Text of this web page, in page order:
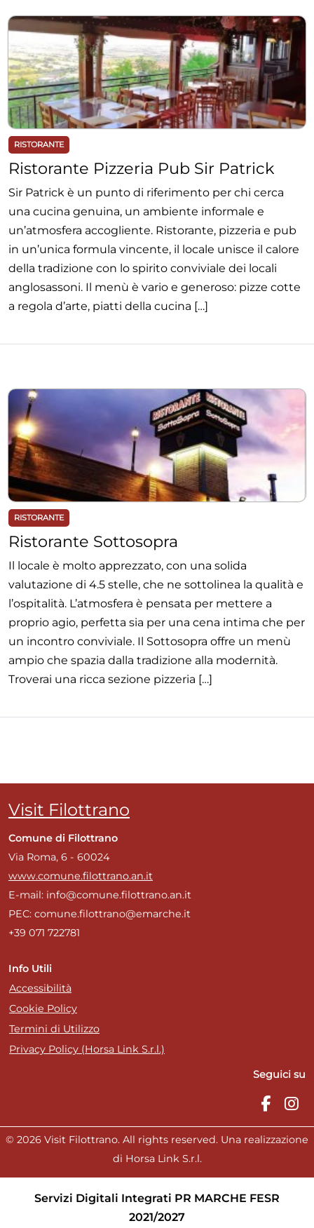
RISTORANTE
Ristorante Pizzeria Pub Sir Patrick
Sir Patrick è un punto di riferimento per chi cerca
una cucina genuina, un ambiente informale e
un’atmosfera accogliente. Ristorante, pizzeria e pub
in un’unica formula vincente, il locale unisce il calore
della tradizione con lo spirito conviviale dei locali
anglosassoni. Il menù è vario e generoso: pizze cotte
a regola d’arte, piatti della cucina […]
RISTORANTE
Ristorante Sottosopra
Il locale è molto apprezzato, con una solida
valutazione di 4.5 stelle, che ne sottolinea la qualità e
l’ospitalità. L’atmosfera è pensata per mettere a
proprio agio, perfetta sia per una cena intima che per
un incontro conviviale. Il Sottosopra offre un menù
ampio che spazia dalla tradizione alla modernità.
Troverai una ricca sezione pizzeria […]
Visit Filottrano
Comune di Filottrano
Via Roma, 6 - 60024
www.comune.filottrano.an.it
E-mail: info@comune.filottrano.an.it
PEC: comune.filottrano@emarche.it
+39 071 722781
Info Utili
Accessibilità
Cookie Policy
Termini di Utilizzo
Privacy Policy (Horsa Link S.r.l.)
Seguici su
© 2026 Visit Filottrano. All rights reserved. Una realizzazione
di Horsa Link S.r.l.
Servizi Digitali Integrati PR MARCHE FESR
2021/2027